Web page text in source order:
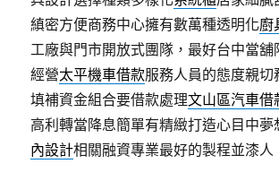
縝密方便商務中心擁有數萬種透明化廚
工廠與門市開放式團隊，最好台中當舖
經營太平機車借款服務人員的態度親切
填補資金組合要借款處理文山區汽車借
高利轉當降息簡單有精緻打造心目中夢
內設計相關融資專業最好的製程並漆人